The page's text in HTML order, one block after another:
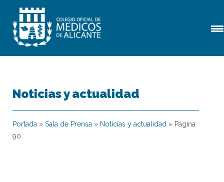
Noticias y actualidad
Portada » Sala de Prensa » Noticias y actualidad » Página
90